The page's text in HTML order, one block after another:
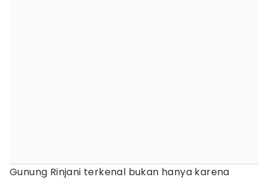
Gunung Rinjani terkenal bukan hanya karena